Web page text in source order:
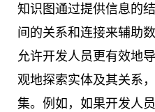
知识图通过提供信息的
间的关系和连接来辅助
允许开发人员更有效地
观地探索实体及其关系
集。例如，如果开发人